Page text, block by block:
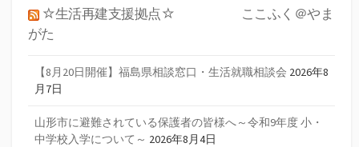
☆生活再建支援拠点☆ ここふく＠やま
がた
【8月20日開催】福島県相談窓口・生活就職相談会 2026年8
月7日
山形市に避難されている保護者の皆様へ～令和9年度 小・
中学校入学について～ 2026年8月4日